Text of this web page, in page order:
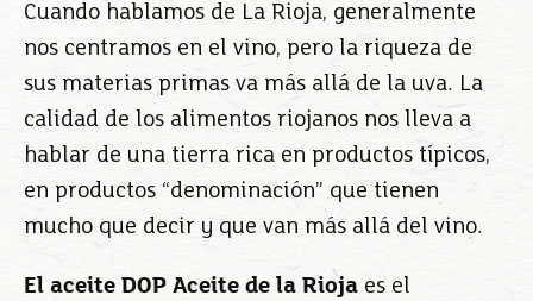
Cuando hablamos de La Rioja, generalmente
nos centramos en el vino, pero la riqueza de
sus materias primas va más allá de la uva. La
calidad de los alimentos riojanos nos lleva a
hablar de una tierra rica en productos típicos,
en productos “denominación” que tienen
mucho que decir y que van más allá del vino.
El aceite DOP Aceite de la Rioja es el